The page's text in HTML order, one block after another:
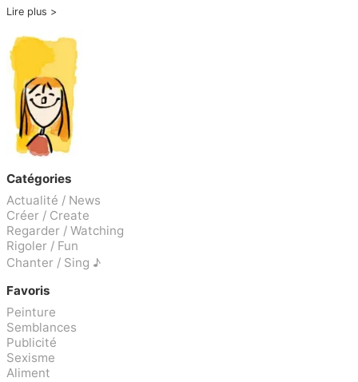
Lire plus
Catégories
Actualité / News
Créer / Create
Regarder / Watching
Rigoler / Fun
Chanter / Sing ♪
Favoris
Peinture
Semblances
Publicité
Sexisme
Aliment